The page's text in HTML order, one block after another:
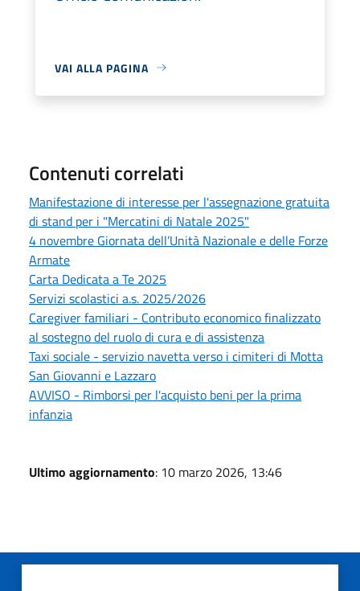
VAI ALLA PAGINA
Contenuti correlati
Manifestazione di interesse per l'assegnazione gratuita
di stand per i "Mercatini di Natale 2025"
4 novembre Giornata dell’Unità Nazionale e delle Forze
Armate
Carta Dedicata a Te 2025
Servizi scolastici a.s. 2025/2026
Caregiver familiari - Contributo economico finalizzato
al sostegno del ruolo di cura e di assistenza
Taxi sociale - servizio navetta verso i cimiteri di Motta
San Giovanni e Lazzaro
AVVISO - Rimborsi per l'acquisto beni per la prima
infanzia
Ultimo aggiornamento: 10 marzo 2026, 13:46